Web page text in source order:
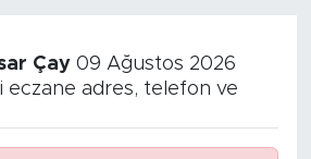
Çay09 Ağustos 2026
eczane adres, telefon ve